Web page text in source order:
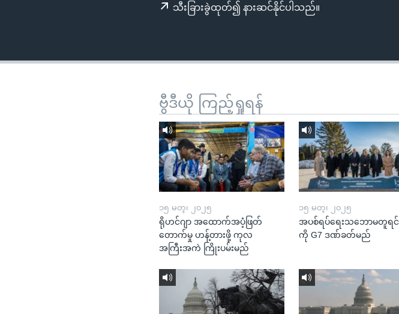
ကျော်
သီးခြားခွဲထုတ်၍ နားဆင်နိုင်ပါသည်။
ဗွီဒီယို ကြည့်ရှုရန်
၁၅ မတ္၊ ၂၀၂၅
ရိုဟင်ဂျာ အထောက်အပံ့ဖြတ်
တောက်မှု ဟန့်တားဖို့ ကုလ
အကြီးအကဲ ကြိုးပမ်းမည်
၁၅ မတ္၊ ၂၀၂၅
အပစ်ရပ်ရေးသဘောမတူရင်
ကို G7 ဒဏ်ခတ်မည်